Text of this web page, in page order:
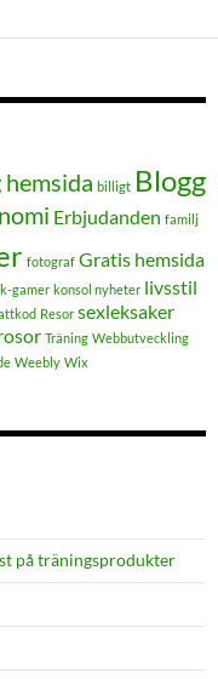
billigt Blogg
Erbjudanden familj
fotograf Gratis hemsida
k-gamer konsol nyheter livsstil
Resor sexleksaker
Träning Webbutveckling
Weebly Wix
på träningsprodukter